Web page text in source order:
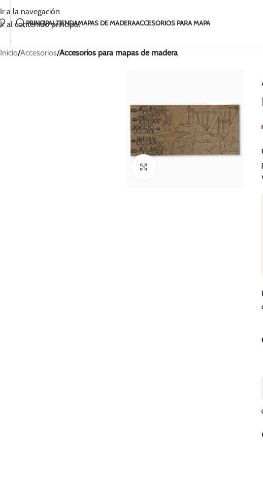
Ir a la navegación
Ir al contenido principal
Hecho a mano con amor en Lituania Envío en 2-5 días a los
PRINCIPALTIENDAMAPAS DE MADERAACCESORIOS PARA MAPA
Inicio/Accesorios/Accesorios para mapas de madera